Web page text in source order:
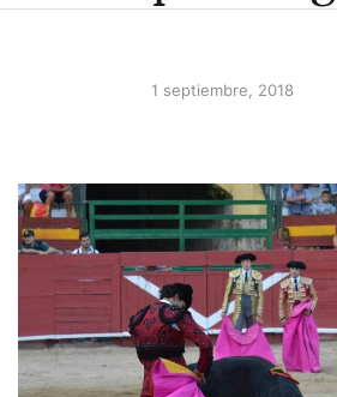
1 septiembre, 2018